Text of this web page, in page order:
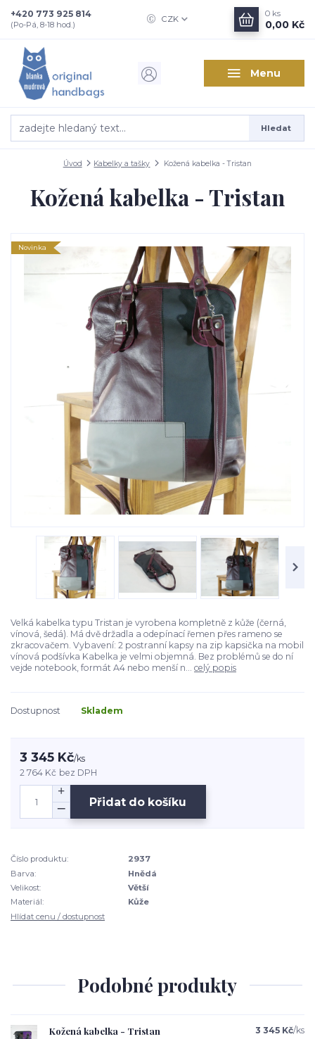
Menu
CZK
Hledat
+420 773 925 814
(Po-Pá, 8-18 hod.)
0 ks
0,00 Kč
Úvod Kabelky a tašky Kožená kabelka - Tristan
Kožená kabelka - Tristan
Novinka
Velká kabelka typu Tristan je vyrobena kompletně z kůže (černá,
vínová, šedá). Má dvě držadla a odepínací řemen přes rameno se
zkracovačem. Vybavení: 2 postranní kapsy na zip kapsička na mobil
vínová podšívka Kabelka je velmi objemná. Bez problémů se do ní
vejde notebook, formát A4 nebo menší n... celý popis
Dostupnost Skladem
3 345 Kč/ks
2 764 Kč bez DPH
Přidat do košíku
Číslo produktu:
2937
Barva:
Hnědá
Velikost:
Větší
Materiál:
Kůže
Hlídat cenu / dostupnost
Podobné produkty
Kožená kabelka - Tristan 3 345 Kč/ks